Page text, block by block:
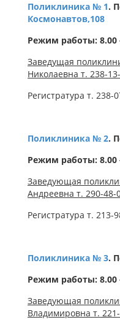
Поликлиника № 1.
Космонавтов,108
Режим работы: 8.00
Заведущая
Николаевна т. 238-
Регистратура т. 238-
Поликлиника № 2.
Режим работы: 8.00
Заведующая
Андреевна т. 290-48-
Регистратура т. 213-
Поликлиника № 3.
Режим работы: 8.00
Заведующая
Владимировна т.